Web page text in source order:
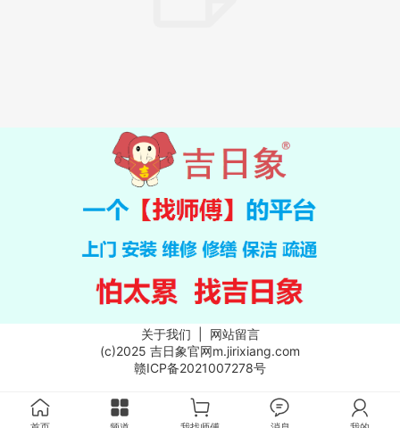
关于我们
网站留言
(c)2025 吉日象官网m.jirixiang.com
赣ICP备2021007278号